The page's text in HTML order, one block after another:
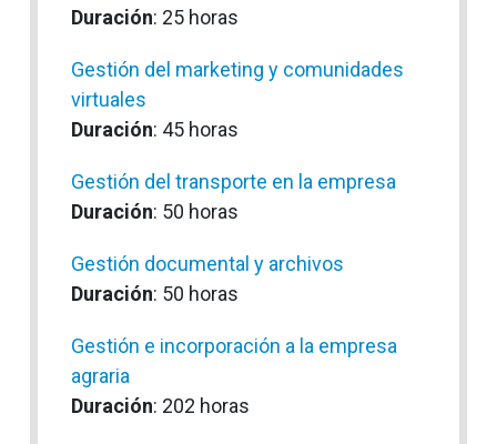
Duración: 25 horas
Gestión del marketing y comunidades
virtuales
Duración: 45 horas
Gestión del transporte en la empresa
Duración: 50 horas
Gestión documental y archivos
Duración: 50 horas
Gestión e incorporación a la empresa
agraria
Duración: 202 horas